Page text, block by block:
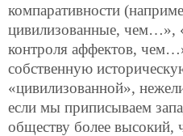
компаративности
цивилизованные, чем…»,
контроля аффектов,
собственную
«цивилизованной»,
если мы приписываем
обществу более высокий,